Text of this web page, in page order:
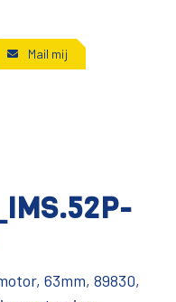
Mail mij
63mm, 89830,